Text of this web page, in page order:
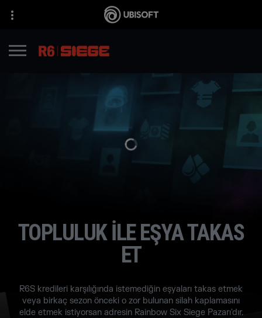
TOPLULUK ILE EŞYA TAKAS
ET
R6S kredileri karşılığında istemediğin eşyaları takas etmek
veya birkaç sezon önceki o zor bulunan silah kaplamasını
elde etmek istiyorsan adresin Rainbow Six Siege Pazarı'dır.